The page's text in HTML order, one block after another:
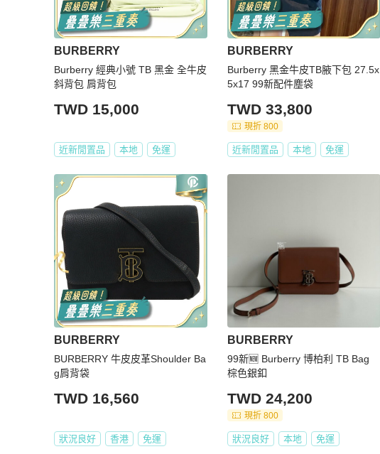
BURBERRY
Burberry 經典小號 TB 黑金 全牛皮
斜背包 肩背包
TWD 15,000
近新閒置品 本地 免運
BURBERRY
Burberry 黑金牛皮TB腋下包 27.5x
5x17 99新配件塵袋
TWD 33,800
現折 800
近新閒置品 本地 免運
BURBERRY
BURBERRY 牛皮皮革Shoulder Ba
g肩背袋
TWD 16,560
狀況良好 香港 免運
BURBERRY
99新🆕 Burberry 博柏利 TB Bag
棕色銀釦
TWD 24,200
現折 800
狀況良好 本地 免運